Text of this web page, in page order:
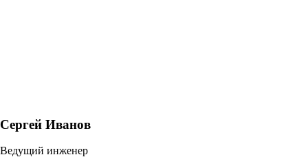
Сергей Иванов
Ведущий инженер